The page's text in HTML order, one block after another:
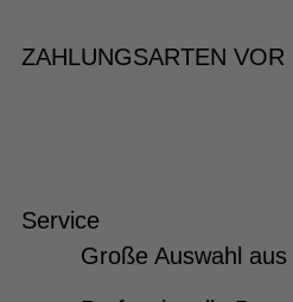
ZAHLUNGSARTEN VOR
Service
Große Auswahl